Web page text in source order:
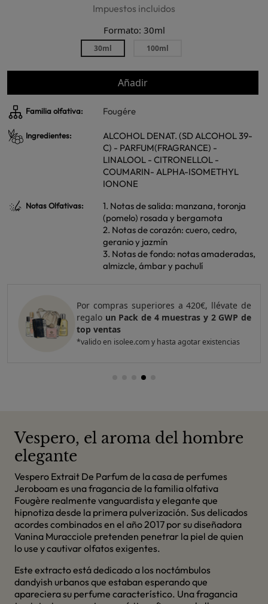
Impuestos incluidos
Formato: 30ml
30ml 100ml
Añadir
Familia olfativa: Fougére
Ingredientes:
ALCOHOL DENAT. (SD ALCOHOL 39-
C) - PARFUM(FRAGRANCE) -
LINALOOL - CITRONELLOL -
COUMARIN- ALPHA-ISOMETHYL
IONONE
Notas Olfativas:
1. Notas de salida: manzana, toronja
(pomelo) rosada y bergamota
2. Notas de corazón: cuero, cedro,
geranio y jazmín
3. Notas de fondo: notas amaderadas,
almizcle, ámbar y pachulí
Por compras superiores a 420€, llévate de
regalo un Pack de 4 muestras y 2 GWP de
top ventas
*valido en isolee.com y hasta agotar existencias
Vespero, el aroma del hombre
elegante
Vespero Extrait De Parfum de la casa de perfumes
Jeroboam es una fragancia de la familia olfativa
Fougère realmente vanguardista y elegante que
hipnotiza desde la primera pulverización. Sus delicados
acordes combinados en el año 2017 por su diseñadora
Vanina Muracciole pretenden penetrar la piel de quien
lo use y cautivar olfatos exigentes.
Este extracto está dedicado a los noctámbulos
dandyish urbanos que estaban esperando que
apareciera su perfume característico. Una fragancia